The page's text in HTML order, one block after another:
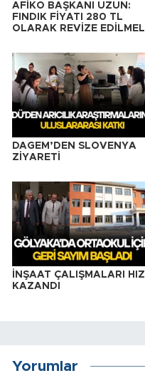
AFİKO BAŞKANI UZUN:
FINDIK FİYATI 280 TL
OLARAK REVİZE EDİLMELİ
DAGEM’DEN SLOVENYA
ZİYARETİ
İNŞAAT ÇALIŞMALARI HIZ
KAZANDI
Yorumlar